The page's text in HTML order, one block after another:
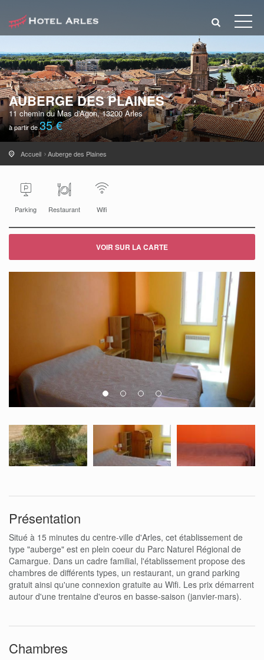
AUBERGE DES PLAINES
11 chemin du Mas d'Agon, 13200 Arles
à partir de35 €
Accueil Auberge des Plaines
Parking Restaurant Wifi
VOIR SUR LA CARTE
Présentation
Situé à 15 minutes du centre-ville d'Arles, cet établissement de
type "auberge" est en plein coeur du Parc Naturel Régional de
Camargue. Dans un cadre familial, l'établissement propose des
chambres de différents types, un restaurant, un grand parking
gratuit ainsi qu'une connexion gratuite au Wifi. Les prix démarrent
autour d'une trentaine d'euros en basse-saison (janvier-mars).
Chambres